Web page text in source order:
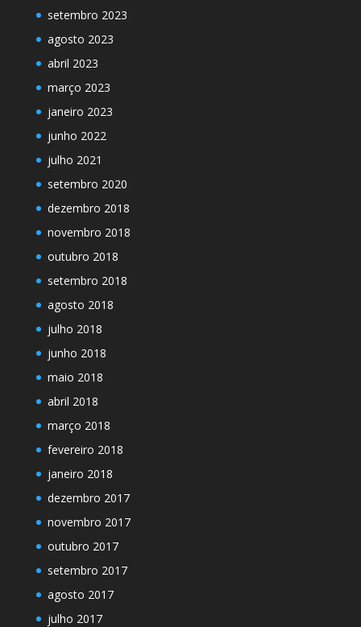
setembro 2023
agosto 2023
abril 2023
março 2023
janeiro 2023
junho 2022
julho 2021
setembro 2020
dezembro 2018
novembro 2018
outubro 2018
setembro 2018
agosto 2018
julho 2018
junho 2018
maio 2018
abril 2018
março 2018
fevereiro 2018
janeiro 2018
dezembro 2017
novembro 2017
outubro 2017
setembro 2017
agosto 2017
julho 2017